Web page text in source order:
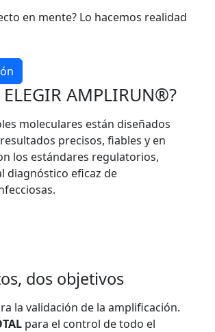
en mente? Lo hacemos realidad
ELEGIR AMPLIRUN®?
moleculares están diseñados
precisos, fiables y en
los estándares regulatorios,
diagnóstico eficaz de
dos objetivos
la validación de la amplificación.
para el control de todo el